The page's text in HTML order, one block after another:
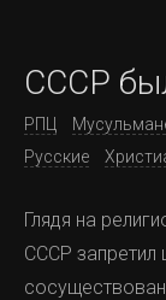
СССР
РПЦ
Русские
Глядя на
СССР запретил